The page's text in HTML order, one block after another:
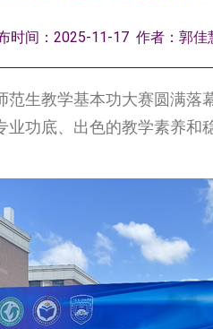
时间：2025-11-17 作者：郭
生教学基本功大赛圆满
功底、出色的教学素养